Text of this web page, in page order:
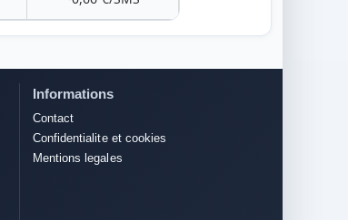
Informations
Contact
Confidentialite et cookies
Mentions legales